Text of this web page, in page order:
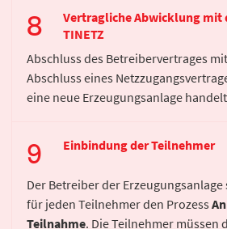
Vertragliche Abwicklung mit
TINETZ
Abschluss des Betreibervertrages
Abschluss eines
eine neue Erzeugungsanlage
Einbindung der Teilnehmer
Der Betreiber der Erzeugungsanlage
für jeden Teilnehmer den Prozess
Teilnahme. Die Teilnehmer müssen